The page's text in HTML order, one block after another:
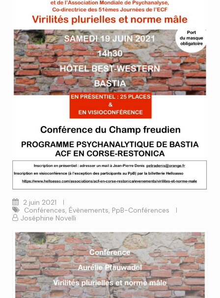
2 juin 2021
Conférences, Évènements, PpB-Conférences
Joséphine Novelli